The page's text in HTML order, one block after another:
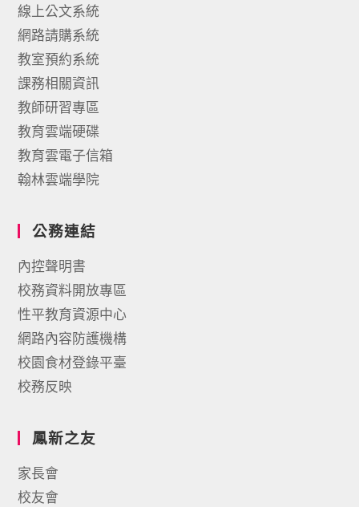
線上公文系統
網路請購系統
教室預約系統
課務相關資訊
教師研習專區
教育雲端硬碟
教育雲電子信箱
翰林雲端學院
公務連結
內控聲明書
校務資料開放專區
性平教育資源中心
網路內容防護機構
校園食材登錄平臺
校務反映
鳳新之友
家長會
校友會